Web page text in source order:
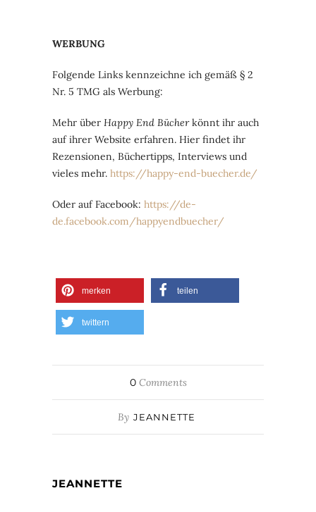
WERBUNG
Folgende Links kennzeichne ich gemäß § 2
Nr. 5 TMG als Werbung:
Mehr über Happy End Bücherkönnt ihr auch
auf ihrer Website erfahren. Hier findet ihr
Rezensionen, Büchertipps, Interviews und
vieles mehr. https://happy-end-buecher.de/
Oder auf Facebook: https://de-
de.facebook.com/happyendbuecher/
merken teilen
twittern
0Comments
By JEANNETTE
JEANNETTE